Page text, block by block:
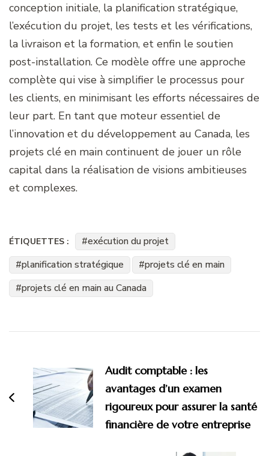
conception initiale, la planification stratégique,
l’exécution du projet, les tests et les vérifications,
la livraison et la formation, et enfin le soutien
post-installation. Ce modèle offre une approche
complète qui vise à simplifier le processus pour
les clients, en minimisant les efforts nécessaires de
leur part. En tant que moteur essentiel de
l’innovation et du développement au Canada, les
projets clé en main continuent de jouer un rôle
capital dans la réalisation de visions ambitieuses
et complexes.
ÉTIQUETTES :
exécution du projet
planification stratégique
projets clé en main
projets clé en main au Canada
Audit comptable : les
avantages d’un examen
rigoureux pour assurer la santé
financière de votre entreprise